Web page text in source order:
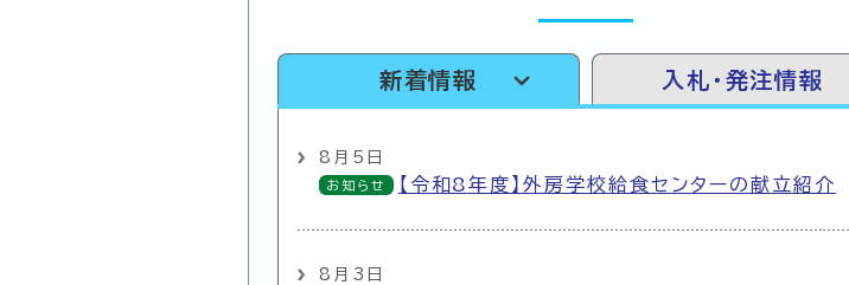
新着情報 入札・発注情報
8月5日
お知らせ 【令和8年度】外房学校給食センターの献立紹介
8月3日